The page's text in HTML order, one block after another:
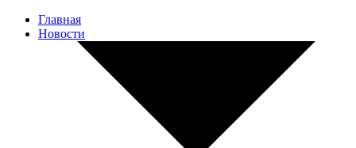
Главная
Новости